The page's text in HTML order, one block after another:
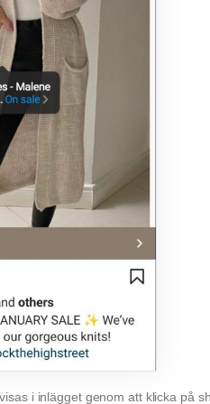
i inlägget genom att klicka på